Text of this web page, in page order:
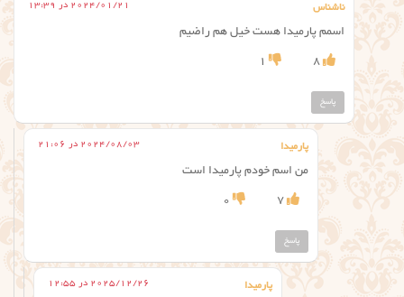
ناشناس 2024/01/21 در 13:39
اسمم پارمیدا هست خیل هم راضیم
8
1
پاسخ
پارمیدا 2024/08/03 در 21:06
من اسم خودم پارمیدا است
7
0
پاسخ
پارمیدا 2025/12/26 در 12:55